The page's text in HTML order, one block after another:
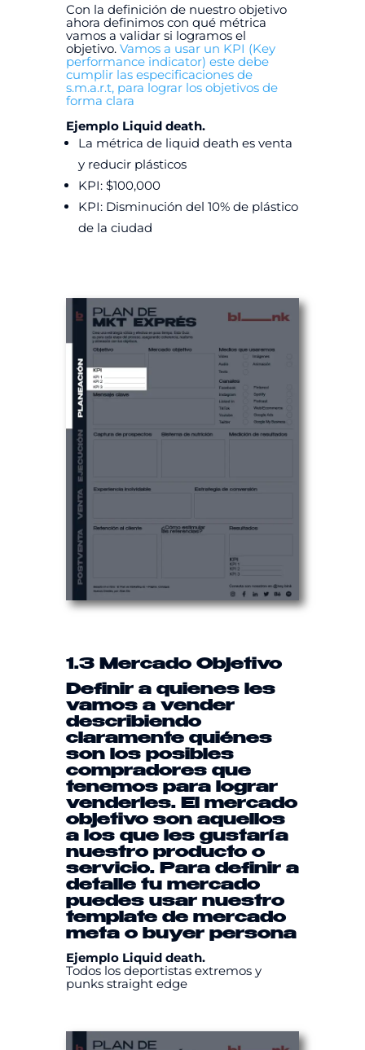
Con la definición de nuestro objetivo
ahora definimos con qué métrica
vamos a validar si logramos el
objetivo. Vamos a usar un KPI (Key
performance indicator) este debe
cumplir las especificaciones de
s.m.a.r.t, para lograr los objetivos de
forma clara
Ejemplo Liquid death.
La métrica de liquid death es venta
y reducir plásticos
KPI: $100,000
KPI: Disminución del 10% de plástico
de la ciudad
1.3 Mercado Objetivo
Definir a quienes les
vamos a vender
describiendo
claramente quiénes
son los posibles
compradores que
tenemos para lograr
venderles. El mercado
objetivo son aquellos
a los que les gustaría
nuestro producto o
servicio. Para definir a
detalle tu mercado
puedes usar nuestro
templatede mercado
metao buyer persona
Ejemplo Liquid death.
Todos los deportistas extremos y
punks straight edge